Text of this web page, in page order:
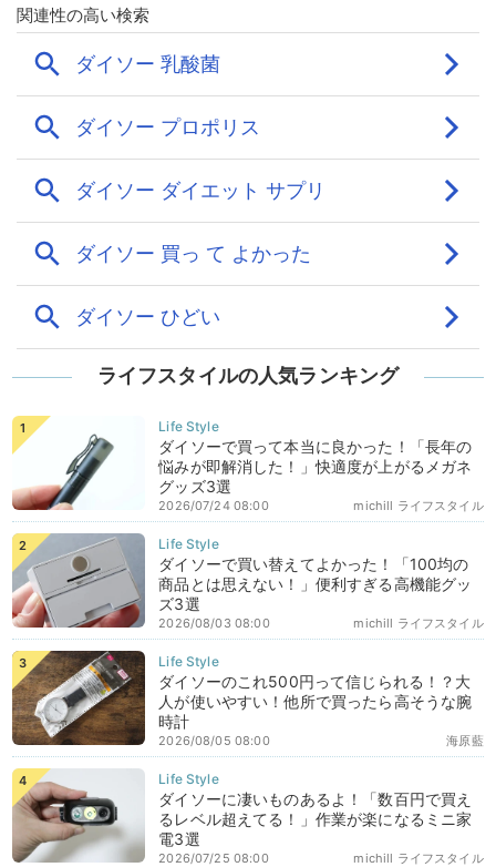
ライフスタイルの人気ランキング
ダイソーで買って本当に良かった！「長年の
悩みが即解消した！」快適度が上がるメガネ
グッズ3選
michill ライフスタイル
2026/07/24 08:00
ダイソーで買い替えてよかった！「100均の
商品とは思えない！」便利すぎる高機能グッ
ズ3選
michill ライフスタイル
2026/08/03 08:00
ダイソーのこれ500円って信じられる！？大
人が使いやすい！他所で買ったら高そうな腕
時計
海原藍
2026/08/05 08:00
ダイソーに凄いものあるよ！「数百円で買え
るレベル超えてる！」作業が楽になるミニ家
電3選
michill ライフスタイル
2026/07/25 08:00